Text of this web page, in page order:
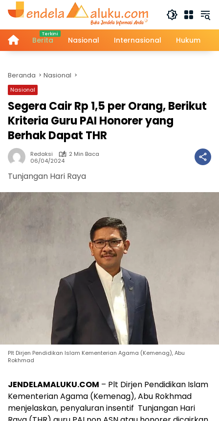
Langsung
HomeBerita Nasional Internasional Hukum
Beranda Nasional
Nasional
Segera Cair Rp 1,5 per Orang, Berikut
Kriteria Guru PAI Honorer yang
Berhak Dapat THR
Redaksi
2 Min Baca
06/04/2024
Tunjangan Hari Raya
Plt Dirjen Pendidikan Islam Kementerian Agama (Kemenag), Abu
Rokhmad
JENDELAMALUKU.COM – Plt Dirjen Pendidikan Islam
Kementerian Agama (Kemenag), Abu Rokhmad
menjelaskan, penyaluran insentif Tunjangan Hari